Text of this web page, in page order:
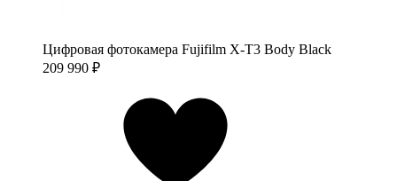
Цифровая фотокамера Fujifilm X-T3 Body Black
209 990 ₽